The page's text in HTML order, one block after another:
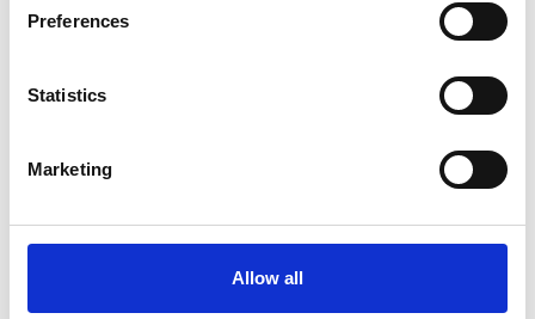
Preferences
Statistics
Marketing
Allow all
disfrutando de una copa de vino ecológico mientras reflejas
las vistas a la naturaleza de Mas Salagros en tu propia obra
para terminar el día por todo lo alto, los
Cibus ofrece música en directo.
Un lugar muy especial